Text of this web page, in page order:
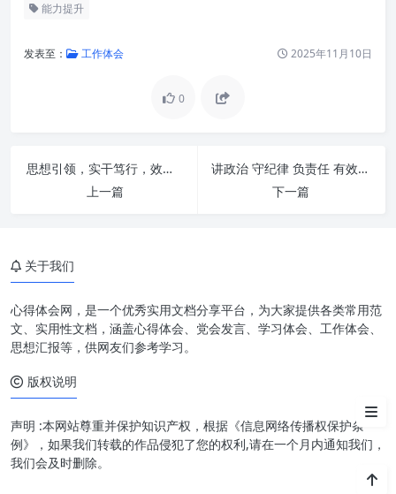
能力提升
发表至： 工作体会 2025年11月10日
0
思想引领，实干笃行，效率为王：新时代高质量发展的核心密码
上一篇
讲政治 守纪律 负责任 有效率：新时代组织与个人卓越发展的核心密码
下一篇
发展新引擎
提素质谱新篇：迈向高质量发展
关于我们
心得体会网，是一个优秀实用文档分享平台，为大家提供各类常用范
文、实用性文档，涵盖心得体会、党会发言、学习体会、工作体会、
思想汇报等，供网友们参考学习。
版权说明
声明 :本网站尊重并保护知识产权，根据《信息网络传播权保护条
例》，如果我们转载的作品侵犯了您的权利,请在一个月内通知我们，
我们会及时删除。